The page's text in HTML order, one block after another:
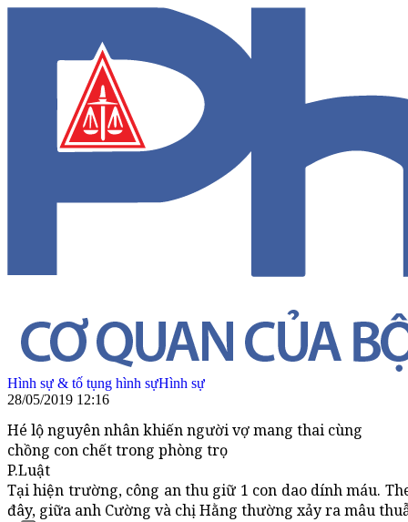
Hình sự & tố tụng hình sựHình sự
28/05/2019 12:16
Hé lộ nguyên nhân khiến người vợ mang thai cùng
chồng con chết trong phòng trọ
P.Luật
Tại hiện trường, công an thu giữ 1 con dao dính máu.
đây, giữa anh Cường và chị Hằng thường xảy ra mâu